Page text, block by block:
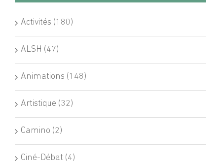
Activités (180)
ALSH (47)
Animations (148)
Artistique (32)
Camino (2)
Ciné-Débat (4)